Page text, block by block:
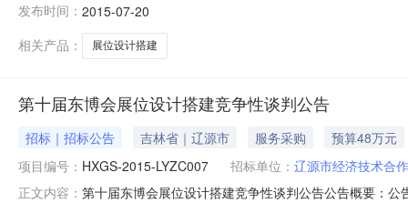
万元（人民币）联系人及联系方式：项目联系人吴昊项
发布时间： 2015-07-20
相关产品：
展位设计搭建
第十届东博会展位设计搭建竞争性谈判公告
招标｜招标公告 吉林省｜辽源市 服务采购
预算48万元
项目编号： HXGS-2015-LYZC007 招标单位： 辽源市经济技术合
正文内容： 第十届东博会展位设计搭建竞争性谈判公告公告概要：